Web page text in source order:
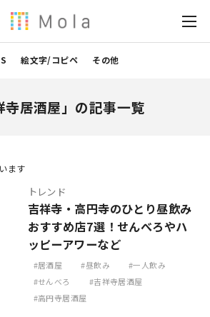
絵文字/コピペ その他
寺居酒屋」の記事一覧
ます
トレンド
吉祥寺・高円寺のひとり昼飲み
おすすめ店7選！せんべろやハ
ッピーアワーなど
居酒屋 昼飲み
一人飲み
せんべろ
吉祥寺居酒屋
高円寺居酒屋